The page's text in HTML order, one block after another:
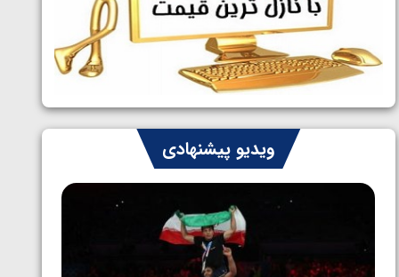
دوم کشتی فرنگی نوجوانان جهان
1405/05/06
ویدیو پیشنهادی